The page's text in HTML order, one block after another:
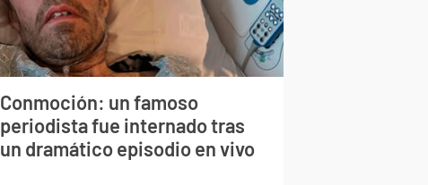
Conmoción: un famoso
periodista fue internado tras
un dramático episodio en vivo